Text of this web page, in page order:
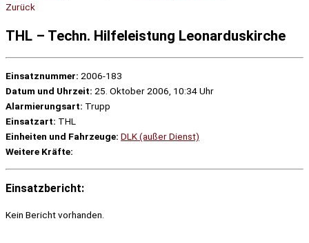
Zurück
THL – Techn. Hilfeleistung Leonarduskirche
Einsatznummer: 2006-183
Datum und Uhrzeit: 25. Oktober 2006, 10:34 Uhr
Alarmierungsart: Trupp
Einsatzart: THL
Einheiten und Fahrzeuge: DLK (außer Dienst)
Weitere Kräfte:
Einsatzbericht:
Kein Bericht vorhanden.